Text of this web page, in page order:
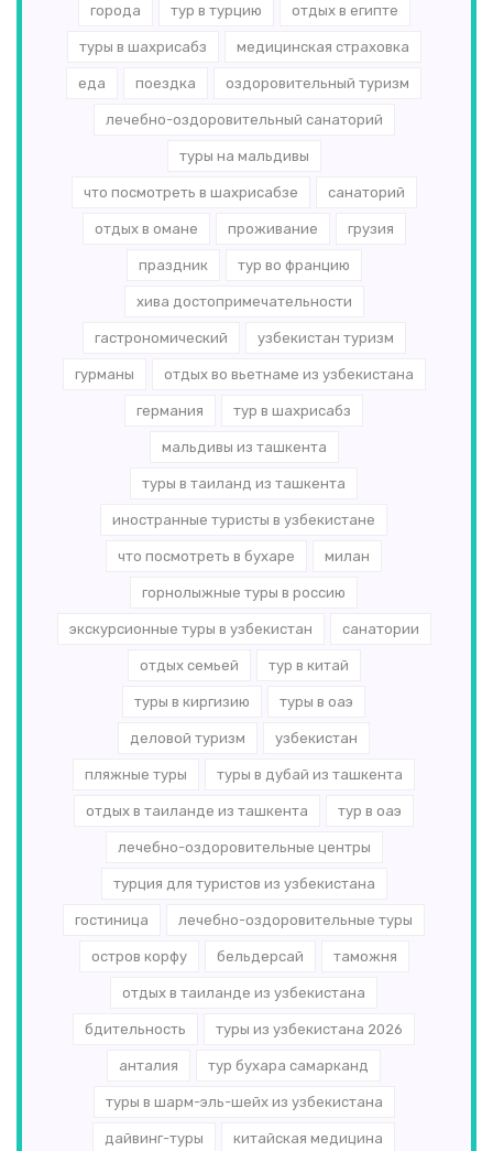
города тур в турцию отдых в египте
туры в шахрисабз медицинская страховка
еда поездка оздоровительный туризм
лечебно-оздоровительный санаторий
туры на мальдивы
что посмотреть в шахрисабзе санаторий
отдых в омане проживание грузия
праздник тур во францию
хива достопримечательности
гастрономический узбекистан туризм
гурманы отдых во вьетнаме из узбекистана
германия тур в шахрисабз
мальдивы из ташкента
туры в таиланд из ташкента
иностранные туристы в узбекистане
что посмотреть в бухаре милан
горнолыжные туры в россию
экскурсионные туры в узбекистан санатории
отдых семьей тур в китай
туры в киргизию туры в оаэ
деловой туризм узбекистан
пляжные туры туры в дубай из ташкента
отдых в таиланде из ташкента тур в оаэ
лечебно-оздоровительные центры
турция для туристов из узбекистана
гостиница лечебно-оздоровительные туры
остров корфу бельдерсай таможня
отдых в таиланде из узбекистана
бдительность туры из узбекистана 2026
анталия тур бухара самарканд
туры в шарм-эль-шейх из узбекистана
дайвинг-туры китайская медицина